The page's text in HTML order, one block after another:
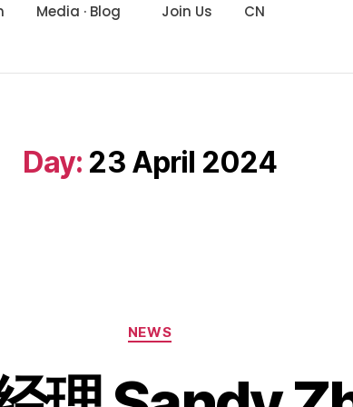
Media · Blog Join Us CN
Day: 23 April 2024
NEWS